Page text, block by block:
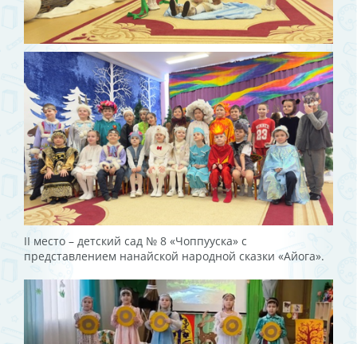
II место – детский сад № 8 «Чоппууска» с
представлением нанайской народной сказки «Айога».